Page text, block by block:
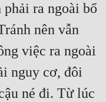
phải ra ngoài bổ
nên vẫn
việc ra ngoài
nguy cơ, đôi
né đi. Từ lúc